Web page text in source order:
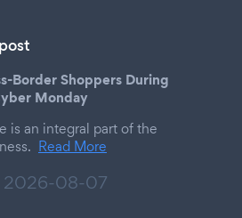
Border Shoppers During
Monday
is an integral part of the
Read More
2026-08-07